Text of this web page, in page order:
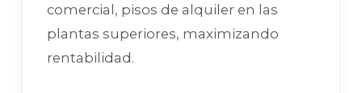
comercial, pisos de alquiler en las
plantas superiores, maximizando
rentabilidad.